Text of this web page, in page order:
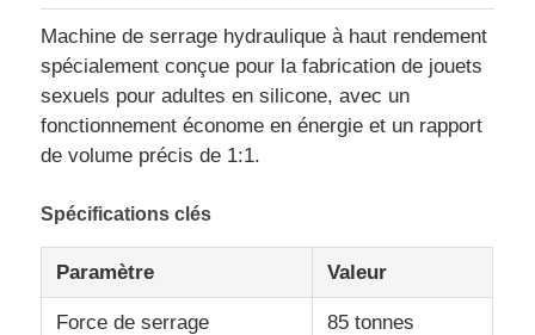
Machine de serrage hydraulique à haut rendement
spécialement conçue pour la fabrication de jouets
sexuels pour adultes en silicone, avec un
fonctionnement économe en énergie et un rapport
de volume précis de 1:1.
Spécifications clés
Paramètre Valeur
Force de serrage 85 tonnes